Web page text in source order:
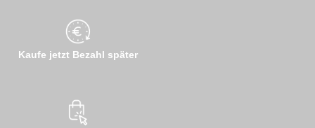
Kaufe jetzt Bezahl später